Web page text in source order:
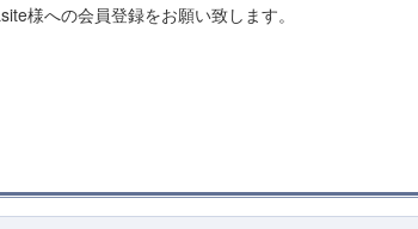
様への会員登録をお願い致します。